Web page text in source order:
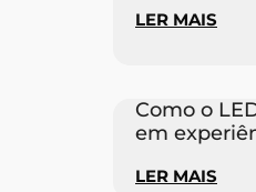
LER MAIS
Como o
em
LER MAIS